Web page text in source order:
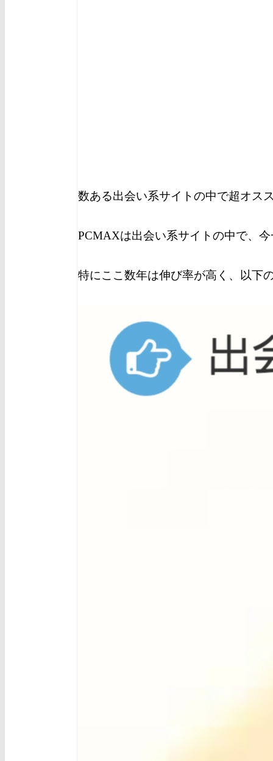
数ある出会い系サイトの中で超オス
PCMAXは出会い系サイトの中で、
特にここ数年は伸び率が高く、以下